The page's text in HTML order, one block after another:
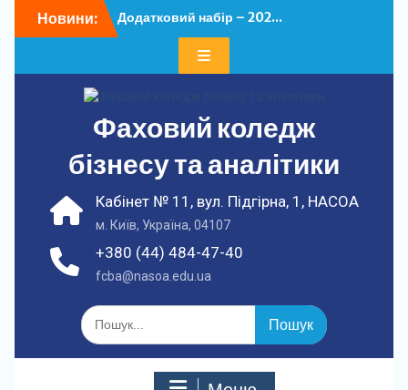
доНовини:
Додатковий набір – 202...
У ФКБА НАСОА
Фаховий коледж
бізнесу та аналітики
+380 (44) 484-47-40
fcba@nasoa.edu.ua
Кабінет № 11, вул. Підгірна, 1, НАСОА
м. Київ, Україна, 04107
Шукати: